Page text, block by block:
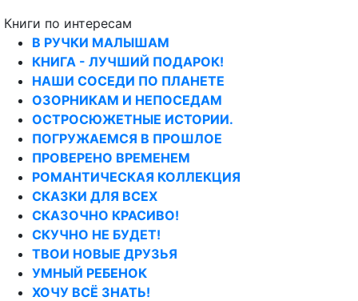
Книги по интересам
В РУЧКИ МАЛЫШАМ
КНИГА - ЛУЧШИЙ ПОДАРОК!
НАШИ СОСЕДИ ПО ПЛАНЕТЕ
ОЗОРНИКАМ И НЕПОСЕДАМ
ОСТРОСЮЖЕТНЫЕ ИСТОРИИ.
ПОГРУЖАЕМСЯ В ПРОШЛОЕ
ПРОВЕРЕНО ВРЕМЕНЕМ
РОМАНТИЧЕСКАЯ КОЛЛЕКЦИЯ
СКАЗКИ ДЛЯ ВСЕХ
СКАЗОЧНО КРАСИВО!
СКУЧНО НЕ БУДЕТ!
ТВОИ НОВЫЕ ДРУЗЬЯ
УМНЫЙ РЕБЕНОК
ХОЧУ ВСЁ ЗНАТЬ!